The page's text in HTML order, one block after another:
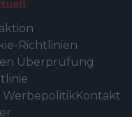
Richtlinien
Überprüfung
WerbepolitikKontakt